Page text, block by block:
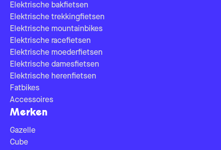
Elektrische bakfietsen
Elektrische trekkingfietsen
Elektrische mountainbikes
Elektrische racefietsen
Elektrische moederfietsen
Elektrische damesfietsen
Elektrische herenfietsen
Fatbikes
Accessoires
Merken
Gazelle
Cube